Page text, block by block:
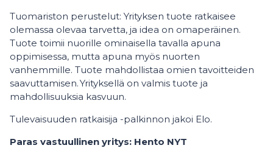
Tuomariston perustelut: Yrityksen tuote ratkaisee
olemassa olevaa tarvetta, ja idea on omaperäinen.
Tuote toimii nuorille ominaisella tavalla apuna
oppimisessa, mutta apuna myös nuorten
vanhemmille. Tuote mahdollistaa omien tavoitteiden
saavuttamisen. Yrityksellä on valmis tuote ja
mahdollisuuksia kasvuun.
Tulevaisuuden ratkaisija -palkinnon jakoi Elo.
Paras vastuullinen yritys: Hento NYT